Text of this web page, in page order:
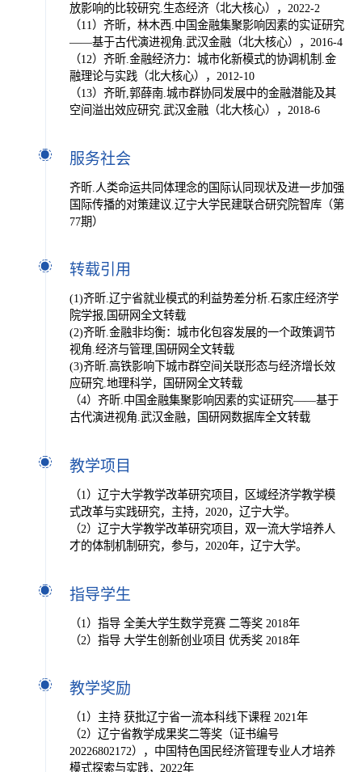
放影响的比较研究.生态经济（北大核心），2022-2
（11）齐昕，林木西.中国金融集聚影响因素的实证研究
——基于古代演进视角.武汉金融（北大核心），2016-4
（12）齐昕.金融经济力：城市化新模式的协调机制.金
融理论与实践（北大核心），2012-10
（13）齐昕,郭薛南.城市群协同发展中的金融潜能及其
空间溢出效应研究.武汉金融（北大核心），2018-6
服务社会
齐昕.人类命运共同体理念的国际认同现状及进一步加强
国际传播的对策建议.辽宁大学民建联合研究院智库（第
77期）
转载引用
(1)齐昕.辽宁省就业模式的利益势差分析.石家庄经济学
院学报,国研网全文转载
(2)齐昕.金融非均衡：城市化包容发展的一个政策调节
视角.经济与管理,国研网全文转载
(3)齐昕.高铁影响下城市群空间关联形态与经济增长效
应研究.地理科学，国研网全文转载
（4）齐昕.中国金融集聚影响因素的实证研究——基于
古代演进视角.武汉金融，国研网数据库全文转载
教学项目
（1）辽宁大学教学改革研究项目，区域经济学教学模
式改革与实践研究，主持，2020，辽宁大学。
（2）辽宁大学教学改革研究项目，双一流大学培养人
才的体制机制研究，参与，2020年，辽宁大学。
指导学生
（1）指导 全美大学生数学竞赛 二等奖 2018年
（2）指导 大学生创新创业项目 优秀奖 2018年
教学奖励
（1）主持 获批辽宁省一流本科线下课程 2021年
（2）辽宁省教学成果奖二等奖（证书编号
20226802172），中国特色国民经济管理专业人才培养
模式探索与实践，2022年